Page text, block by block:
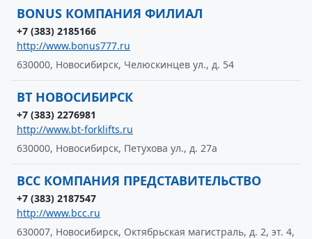
BONUS КОМПАНИЯ ФИЛИАЛ
+7 (383) 2185166
http://www.bonus777.ru
630000, Новосибирск, Челюскинцев ул., д. 54
BT НОВОСИБИРСК
+7 (383) 2276981
http://www.bt-forklifts.ru
630000, Новосибирск, Петухова ул., д. 27а
BCC КОМПАНИЯ ПРЕДСТАВИТЕЛЬСТВО
+7 (383) 2187547
http://www.bcc.ru
630007, Новосибирск, Октябрьская магистраль, д. 2, эт. 4,